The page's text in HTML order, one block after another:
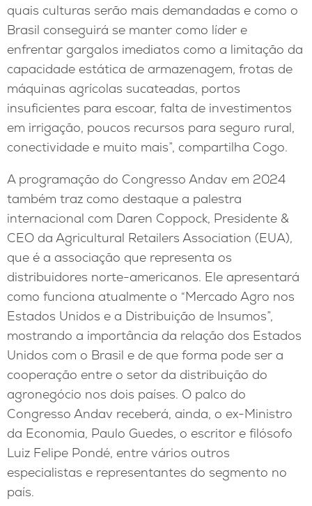
quais culturas serão mais demandadas e como o
Brasil conseguirá se manter como líder e
enfrentar gargalos imediatos como a limitação da
capacidade estática de armazenagem, frotas de
máquinas agrícolas sucateadas, portos
insuficientes para escoar, falta de investimentos
em irrigação, poucos recursos para seguro rural,
conectividade e muito mais”, compartilha Cogo.
A programação do Congresso Andav em 2024
também traz como destaque a palestra
internacional com Daren Coppock, Presidente &
CEO da Agricultural Retailers Association (EUA),
que é a associação que representa os
distribuidores norte-americanos. Ele apresentará
como funciona atualmente o “Mercado Agro nos
Estados Unidos e a Distribuição de Insumos”,
mostrando a importância da relação dos Estados
Unidos com o Brasil e de que forma pode ser a
cooperação entre o setor da distribuição do
agronegócio nos dois países. O palco do
Congresso Andav receberá, ainda, o ex-Ministro
da Economia, Paulo Guedes, o escritor e filósofo
Luiz Felipe Pondé, entre vários outros
especialistas e representantes do segmento no
país.